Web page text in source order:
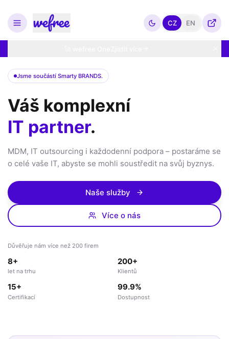
CZ EN
Jsme součástí Smarty BRANDS.
Váš komplexní
IT partner.
MDM, IT outsourcing i každodenní podpora – postaráme se
o celé vaše IT, abyste se mohli soustředit na svůj byznys.
Naše služby
Více o nás
Důvěřuje nám více než 200 firem
8+
let na trhu
200+
Klientů
15+
Certifikací
99.9%
Dostupnost